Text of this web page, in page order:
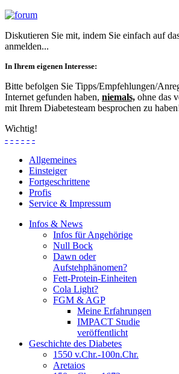
Diskutieren Sie mit, indem Sie einfach auf
anmelden...
In Ihrem eigenen Interesse:
Bitte befolgen Sie Tipps/Empfehlungen/
Internet gefunden haben, niemals, ohne das
mit Ihrem Diabetesteam besprochen zu
Wichtig!
- - - - - -
Allgemeines
Einsteiger
Fortgeschrittene
Profis
Service & Impressum
Infos & News
Infos für Angehörige
Null Bock
Dawn oder
Aufstehphänomen?
Fett-Protein-Einheiten
Cola Light?
FGM & AGP
Meine Erfahrungen
IMPACT Studie
veröffentlicht
Geschichte des Diabetes
1550 v.Chr.-100n.Chr.
Aretaios